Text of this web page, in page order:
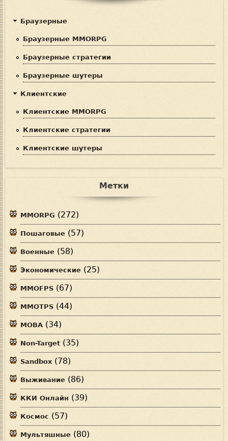
Браузерные
Браузерные MMORPG
Браузерные стратегии
Браузерные шутеры
Клиентские
Клиентские MMORPG
Клиентские стратегии
Клиентские шутеры
Метки
MMORPG (272)
Пошаговые (57)
Военные (58)
Экономические (25)
MMOFPS (67)
MMOTPS (44)
MOBA (34)
Non-Target (35)
Sandbox (78)
Выживание (86)
ККИ Онлайн (39)
Космос (57)
Мультяшные (80)